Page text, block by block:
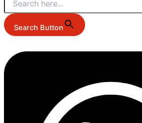
Search Button